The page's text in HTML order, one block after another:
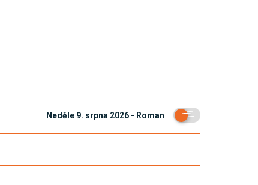
Neděle 9. srpna 2026 - Roman